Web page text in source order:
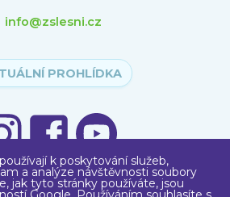
k poskytování služeb,
a analýze návštěvnosti soubory
jak tyto stránky používáte, jsou
info@zslesni.cz
PROHLÍDKA